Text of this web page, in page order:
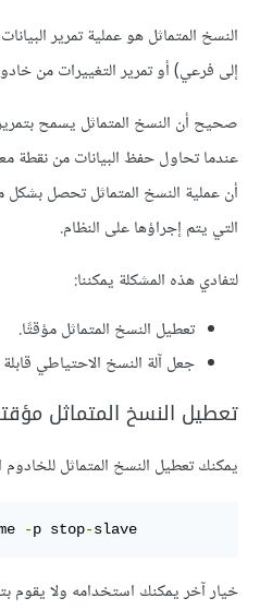
النسخ المتماثل هو عملية تمرير
إلى فرعي) أو تمرير التغييرات من
صحيح أن النسخ المتماثل يسمح بتمرير
عندما تحاول حفظ البيانات من نقطة
أن عملية النسخ المتماثل تحصل بشكل
التي يتم إجراؤها على النظام.
لتفادي هذه المشكلة يمكننا:
تعطيل النسخ المتماثل مؤقتًا.
جعل آلة النسخ الاحتياطي
تعطيل النسخ المتماثل
يمكنك تعطيل النسخ المتماثل للخادوم
-p stop-slave
خيار آخر يمكنك استخدامه ولا يقوم